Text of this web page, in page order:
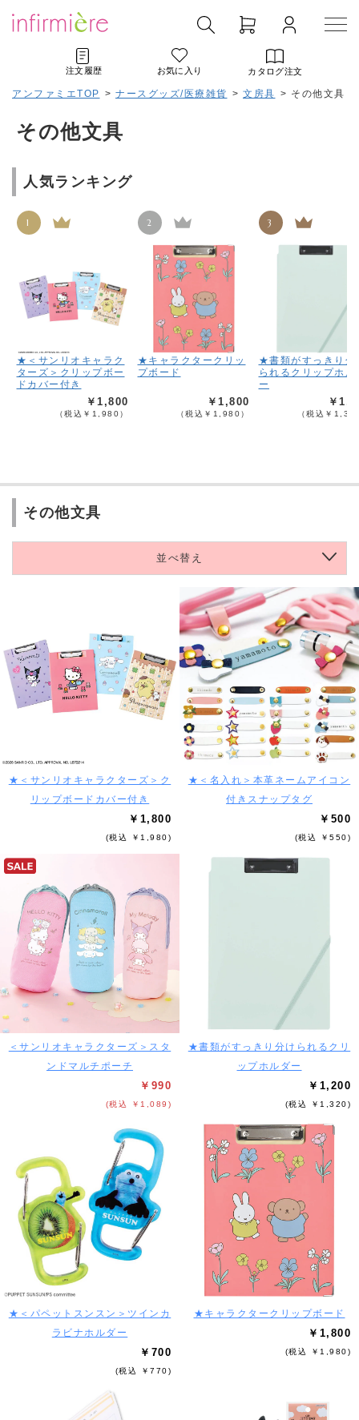
注文履歴 お気に入り カタログ注文
アンファミエTOP > ナースグッズ/医療雑貨 > 文房具 > その他文具
その他文具
人気ランキング
1
★＜サンリオキャラク
ターズ＞クリップボー
ドカバー付き
￥1,800
（税込￥1,980）
2
★キャラクタークリッ
プボード
￥1,800
（税込￥1,980）
3
★書類がすっきり分
られるクリップホル
ー
￥
（税込￥
その他文具
並べ替え
★＜サンリオキャラクターズ＞ク
リップボードカバー付き
￥1,800
(税込 ￥1,980)
★＜名入れ＞本革ネームアイコン
付きスナップタグ
￥500
(税込 ￥550)
＜サンリオキャラクターズ＞スタ
ンドマルチポーチ
￥990
(税込 ￥1,089)
★書類がすっきり分けられるクリ
ップホルダー
￥1,200
(税込 ￥1,320)
★＜パペットスンスン＞ツインカ
ラビナホルダー
￥700
(税込 ￥770)
★キャラクタークリップボード
￥1,800
(税込 ￥1,980)